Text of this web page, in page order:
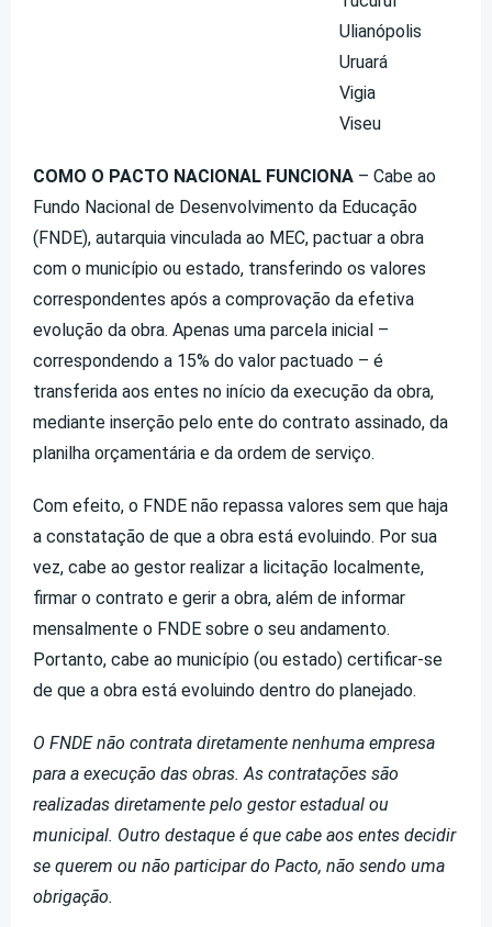
Ulianópolis
Uruará
Vigia
Viseu
COMO O PACTO NACIONAL FUNCIONA – Cabe ao
Fundo Nacional de Desenvolvimento da Educação
(FNDE), autarquia vinculada ao MEC, pactuar a obra
com o município ou estado, transferindo os valores
correspondentes após a comprovação da efetiva
evolução da obra. Apenas uma parcela inicial –
correspondendo a 15% do valor pactuado – é
transferida aos entes no início da execução da obra,
mediante inserção pelo ente do contrato assinado, da
planilha orçamentária e da ordem de serviço.
Com efeito, o FNDE não repassa valores sem que haja
a constatação de que a obra está evoluindo. Por sua
vez, cabe ao gestor realizar a licitação localmente,
firmar o contrato e gerir a obra, além de informar
mensalmente o FNDE sobre o seu andamento.
Portanto, cabe ao município (ou estado) certificar-se
de que a obra está evoluindo dentro do planejado.
O FNDE não contrata diretamente nenhuma empresa
para a execução das obras. As contratações são
realizadas diretamente pelo gestor estadual ou
municipal. Outro destaque é que cabe aos entes decidir
se querem ou não participar do Pacto, não sendo uma
obrigação.